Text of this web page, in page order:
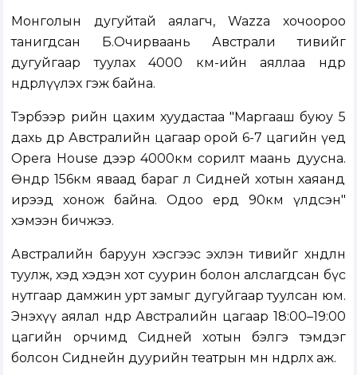
Монголын дугуйтай аялагч, Wazza хочоороо
танигдсан Б.Очирваань Австрали тивийг
дугуйгаар туулах 4000 км-ийн аяллаа өнөөдөр
өндөрлүүлэх гэж байна.
Тэрбээр өөрийн цахим хуудастаа "Маргааш буюу 5
дахь өдөр Австралийн цагаар орой 6-7 цагийн үед
Opera House дээр 4000км сорилт маань дуусна.
Өнөөдөр 156км яваад бараг л Сидней хотын хаяанд
ирээд хонож байна. Одоо ердөө 90км үлдсэн"
хэмээн бичжээ.
Австралийн баруун хэсгээс эхлэн тивийг хөндлөн
туулж, хэд хэдэн хот суурин болон алслагдсан бүс
нутгаар дамжин урт замыг дугуйгаар туулсан юм.
Энэхүү аялал өнөөдөр Австралийн цагаар 18:00–19:00
цагийн орчимд Сидней хотын бэлгэ тэмдэг
болсон Сиднейн дуурийн театрын өмнө өндөрлөх аж.